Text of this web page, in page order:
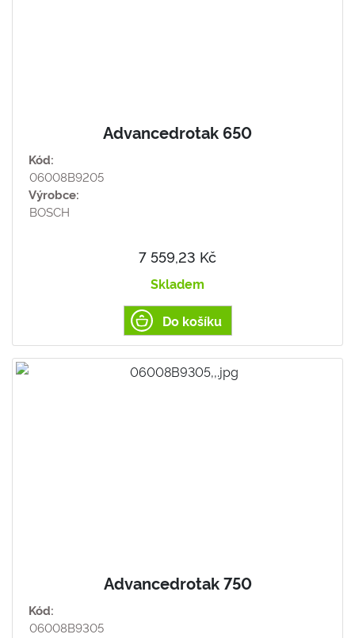
Advancedrotak 650
Kód:
06008B9205
Výrobce:
BOSCH
7 559,23 Kč
Skladem
Do košíku
Advancedrotak 750
Kód:
06008B9305